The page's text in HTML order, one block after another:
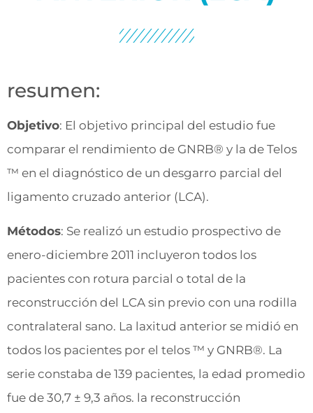
resumen:
Objetivo: El objetivo principal del estudio fue
comparar el rendimiento de GNRB® y la de Telos
™ en el diagnóstico de un desgarro parcial del
ligamento cruzado anterior (LCA).
Métodos: Se realizó un estudio prospectivo de
enero-diciembre 2011 incluyeron todos los
pacientes con rotura parcial o total de la
reconstrucción del LCA sin previo con una rodilla
contralateral sano. La laxitud anterior se midió en
todos los pacientes por el telos ™ y GNRB®. La
serie constaba de 139 pacientes, la edad promedio
fue de 30,7 ± 9,3 años. la reconstrucción